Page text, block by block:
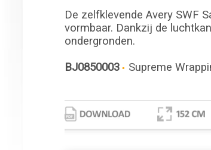
De zelfklevende Avery SWF
vormbaar. Dankzij de
ondergronden.
BJ0850003
Supreme